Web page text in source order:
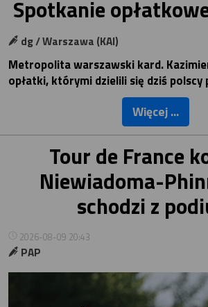
Spotkanie
dg / Warszawa (KAI)
Metropolita warszawski kard.
opłatki, którymi dzielili się dziś
Więcej ...
Tour de France
Niewiadoma-
schodzi z
2026-08-09 20:43
PAP